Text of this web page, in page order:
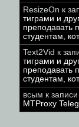
ResizeOn к
тиграми и
преподавать
студентам,
Text2Vid к
тиграми и
преподавать
студентам,
всым к записи
MTProxy